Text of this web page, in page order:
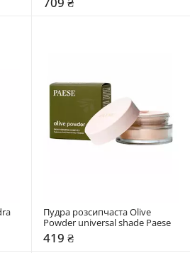
Пудра розсипчаста Olive
Powder universal shade Paese
419 ₴